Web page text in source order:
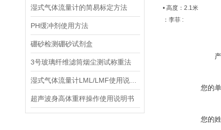
湿式气体流量计的简易标定方法
PH缓冲剂使用方法
硼砂检测硼砂试剂盒
3号玻璃纤维滤筒烟尘测试称重法
超声波身高体重秤操作使用说明书
• 高度：2.1米
：李菲 :
您的
您的